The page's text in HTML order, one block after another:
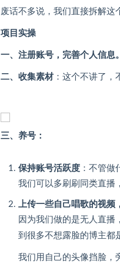
废话不多说，我们直接拆解这
项目实操
一、注册账号，完善个人信息
二、收集素材：这个不讲了，
三、养号：
保持账号活跃度 ：不管
我们可以多刷刷同类直播
上传一些自己唱歌的视频
因为我们做的是无人直播
到很多不想露脸的博主都
我们用自己的头像挡脸，